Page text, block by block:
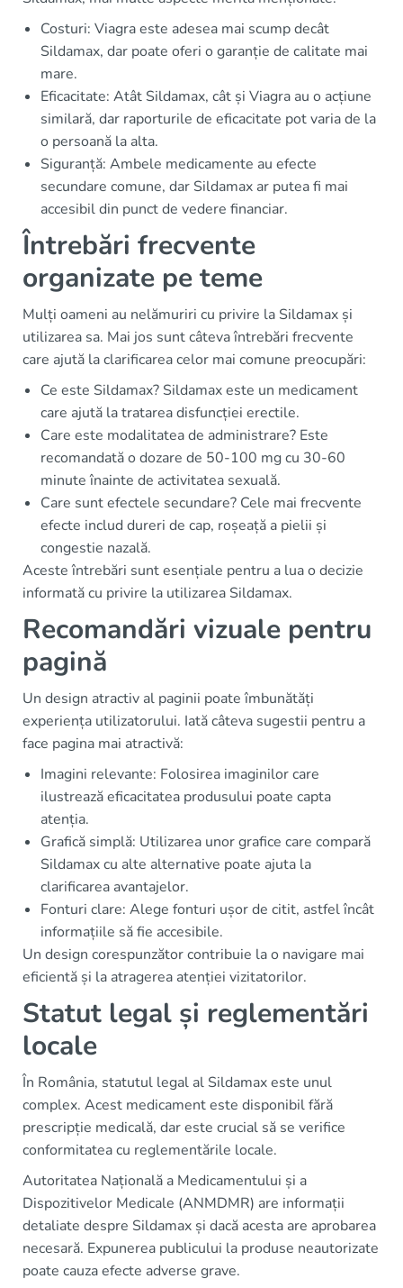
Costuri: Viagra este adesea mai scump decât
Sildamax, dar poate oferi o garanție de calitate mai
mare.
Eficacitate: Atât Sildamax, cât și Viagra au o acțiune
similară, dar raporturile de eficacitate pot varia de la
o persoană la alta.
Siguranță: Ambele medicamente au efecte
secundare comune, dar Sildamax ar putea fi mai
accesibil din punct de vedere financiar.
Întrebări frecvente
organizate pe teme
Mulți oameni au nelămuriri cu privire la Sildamax și
utilizarea sa. Mai jos sunt câteva întrebări frecvente
care ajută la clarificarea celor mai comune preocupări:
Ce este Sildamax? Sildamax este un medicament
care ajută la tratarea disfuncției erectile.
Care este modalitatea de administrare? Este
recomandată o dozare de 50-100 mg cu 30-60
minute înainte de activitatea sexuală.
Care sunt efectele secundare? Cele mai frecvente
efecte includ dureri de cap, roșeață a pielii și
congestie nazală.
Aceste întrebări sunt esențiale pentru a lua o decizie
informată cu privire la utilizarea Sildamax.
Recomandări vizuale pentru
pagină
Un design atractiv al paginii poate îmbunătăți
experiența utilizatorului. Iată câteva sugestii pentru a
face pagina mai atractivă:
Imagini relevante: Folosirea imaginilor care
ilustrează eficacitatea produsului poate capta
atenția.
Grafică simplă: Utilizarea unor grafice care compară
Sildamax cu alte alternative poate ajuta la
clarificarea avantajelor.
Fonturi clare: Alege fonturi ușor de citit, astfel încât
informațiile să fie accesibile.
Un design corespunzător contribuie la o navigare mai
eficientă și la atragerea atenției vizitatorilor.
Statut legal și reglementări
locale
În România, statutul legal al Sildamax este unul
complex. Acest medicament este disponibil fără
prescripție medicală, dar este crucial să se verifice
conformitatea cu reglementările locale.
Autoritatea Națională a Medicamentului și a
Dispozitivelor Medicale (ANMDMR) are informații
detaliate despre Sildamax și dacă acesta are aprobarea
necesară. Expunerea publicului la produse neautorizate
poate cauza efecte adverse grave.